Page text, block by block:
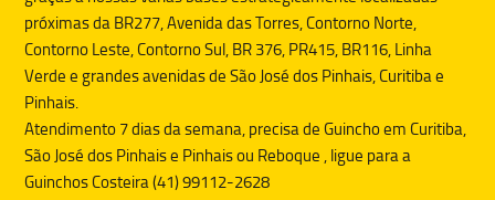
próximas da BR277, Avenida das Torres, Contorno Norte,
Contorno Leste, Contorno Sul, BR 376, PR415, BR116, Linha
Verde e grandes avenidas de São José dos Pinhais, Curitiba e
Pinhais.
Atendimento 7 dias da semana, precisa deGuinchoem Curitiba,
São José dos Pinhais e Pinhais ou Reboque , ligue para a
Guinchos Costeira (41) 99112-2628